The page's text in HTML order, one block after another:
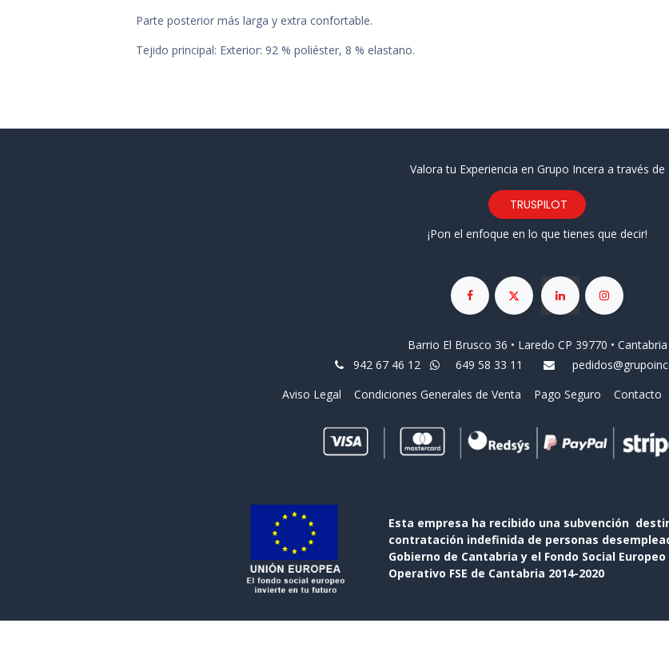
Parte posterior más larga y extra confortable.
Tejido principal: Exterior: 92 % poliéster, 8 % elastano.
Valora tu Experiencia en Grupo Incera a través de
TRUSPILOT
¡Pon el enfoque en lo que tienes que decir!
Barrio El Brusco 36 • Laredo CP 39770 • Cantabria
942 67 46 12
649 58 33 11
Aviso Legal
Condiciones Generales de Venta Pago Seguro Contacto
Esta empresa ha recibido una subvención
contratación indefinida de personas
Gobierno de Cantabria y el Fondo Social
Operativo FSE de Cantabria 2014-2020